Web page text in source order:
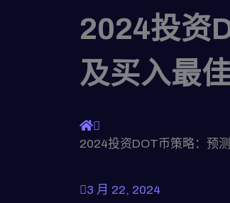
2024投资
及买入最
2024投资DOT币策略：预
3 月 22, 2024